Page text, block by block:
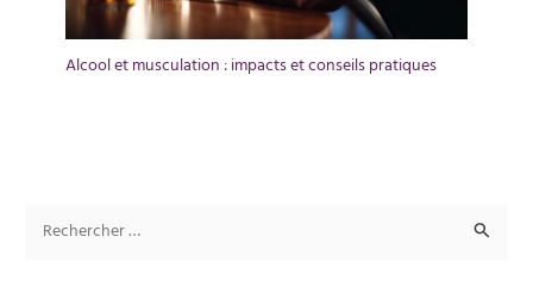
Alcool et musculation : impacts et conseils pratiques